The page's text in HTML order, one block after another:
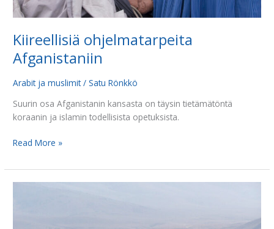
Kiireellisiä ohjelmatarpeita
Afganistaniin
Arabit ja muslimit/Satu Rönkkö
Suurin osa Afganistanin kansasta on täysin tietämätöntä
koraanin ja islamin todellisista opetuksista.
Read More »